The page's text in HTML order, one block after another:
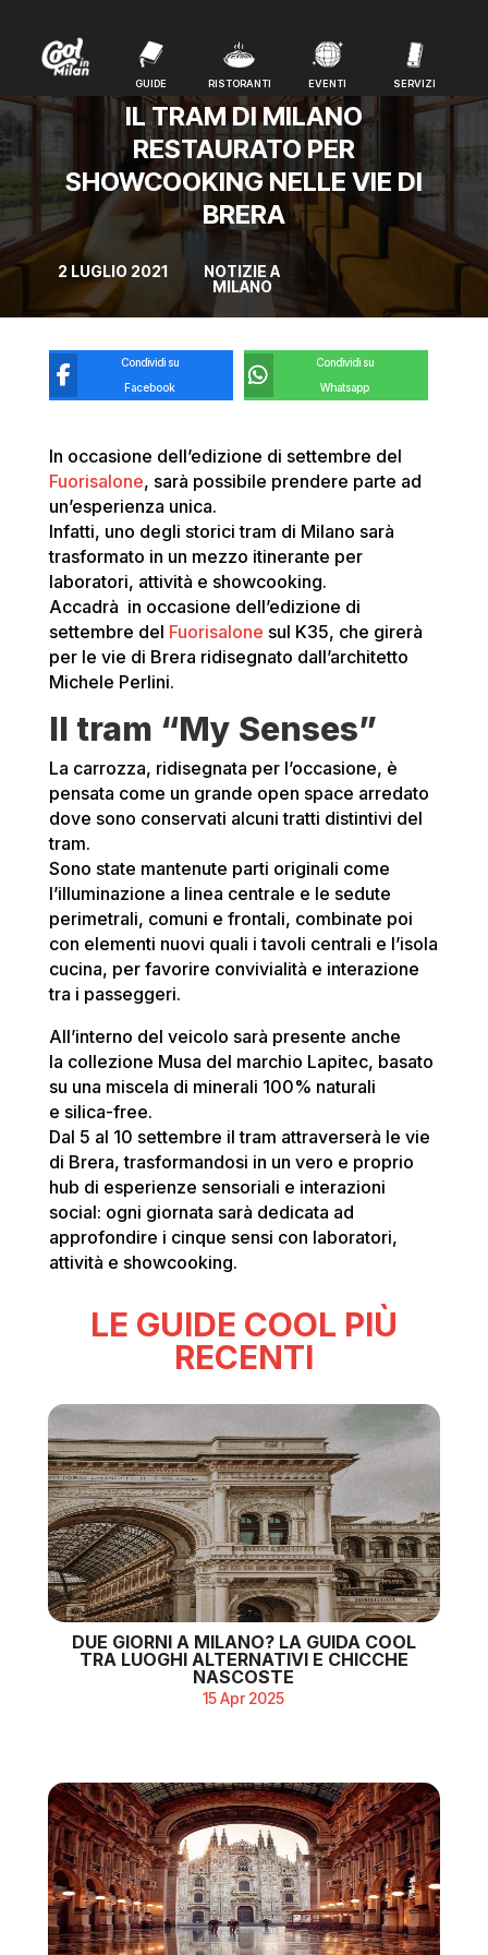
GUIDE RISTORANTI EVENTI SERVIZI
GUIDE RISTORANTI EVENTI SERVIZI
IL TRAM DI MILANO
RESTAURATO PER
SHOWCOOKING NELLE VIE DI
BRERA
2 LUGLIO 2021
NOTIZIE A
MILANO
Condividi su
Facebook
Condividi su
Whatsapp
In occasione dell’edizione di settembre del
Fuorisalone, sarà possibile prendere parte ad
un’esperienza unica.
Infatti, uno degli storici tram di Milano sarà
trasformato in un mezzo itinerante per
laboratori, attività e showcooking.
Accadrà in occasione dell’edizione di
settembre del Fuorisalone sul K35, che girerà
per le vie di Brera ridisegnato dall’architetto
Michele Perlini.
Il tram “My Senses”
La carrozza, ridisegnata per l’occasione, è
pensata come un grande open space arredato
dove sono conservati alcuni tratti distintivi del
tram.
Sono state mantenute parti originali come
l’illuminazione a linea centrale e le sedute
perimetrali, comuni e frontali, combinate poi
con elementi nuovi quali i tavoli centrali e l’isola
cucina, per favorire convivialità e interazione
tra i passeggeri.
All’interno del veicolo sarà presente anche
la collezione Musa del marchio Lapitec, basato
su una miscela di minerali 100% naturali
e silica-free.
Dal 5 al 10 settembre il tram attraverserà le vie
di Brera, trasformandosi in un vero e proprio
hub di esperienze sensoriali e interazioni
social: ogni giornata sarà dedicata ad
approfondire i cinque sensi con laboratori,
attività e showcooking.
LE GUIDE COOL PIÙ
RECENTI
DUE GIORNI A MILANO? LA GUIDA COOL
TRA LUOGHI ALTERNATIVI E CHICCHE
NASCOSTE
15 Apr 2025